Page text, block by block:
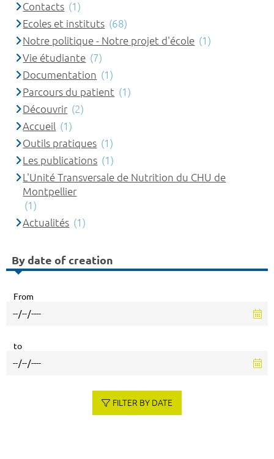
Contacts (1)
Ecoles et instituts (68)
Notre politique - Notre projet d'école (1)
Vie étudiante (7)
Documentation (1)
Parcours du patient (1)
Découvrir (2)
Accueil (1)
Outils pratiques (1)
Les publications (1)
L'Unité Transversale de Nutrition du CHU de
Montpellier
(1)
Actualités (1)
By date of creation
From
to
FILTER BY DATE